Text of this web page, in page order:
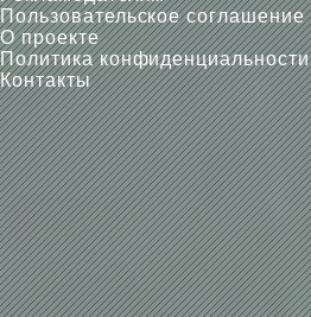
Пользовательское соглашение
О проекте
Политика конфиденциальности
Контакты